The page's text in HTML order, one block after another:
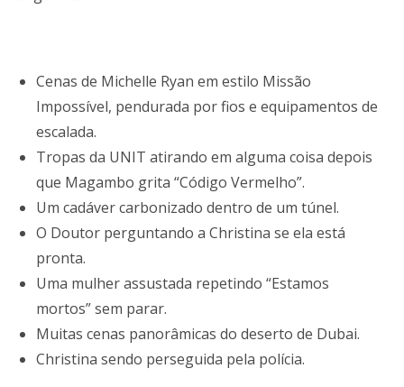
Cenas de Michelle Ryan em estilo Missão
Impossível, pendurada por fios e equipamentos de
escalada.
Tropas da UNIT atirando em alguma coisa depois
que Magambo grita “Código Vermelho”.
Um cadáver carbonizado dentro de um túnel.
O Doutor perguntando a Christina se ela está
pronta.
Uma mulher assustada repetindo “Estamos
mortos” sem parar.
Muitas cenas panorâmicas do deserto de Dubai.
Christina sendo perseguida pela polícia.